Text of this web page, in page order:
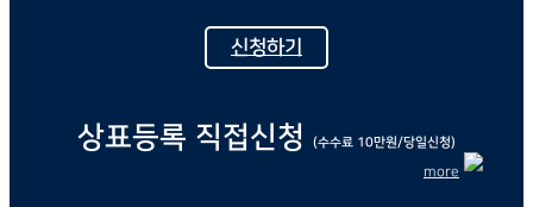
신청하기
상표등록 직접신청 (수수료 10만원/당일신청)
more